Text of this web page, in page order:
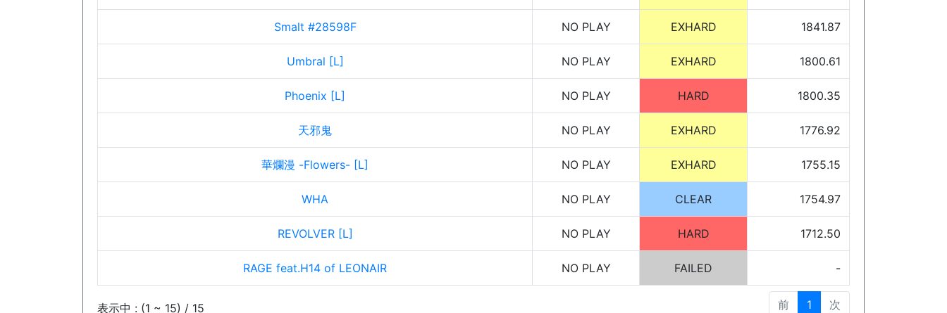
Smalt #28598F NO PLAY EXHARD 1841.87
Umbral [L] NO PLAY EXHARD 1800.61
Phoenix [L] NO PLAY HARD 1800.35
天邪鬼 NO PLAY EXHARD 1776.92
華爛漫 -Flowers- [L] NO PLAY EXHARD 1755.15
WHA NO PLAY CLEAR 1754.97
REVOLVER [L] NO PLAY HARD 1712.50
RAGE feat.H14 of LEONAIR NO PLAY FAILED -
表示中 : (1 ~ 15) / 15 前 1 次